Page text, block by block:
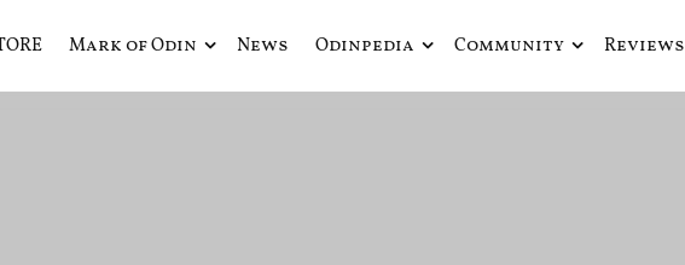
de Odín
literaria transmedia que fusiona actualidad con mitología nórdica y ciencia ficción
Mark of Odin News Odinpedia Community Reviews